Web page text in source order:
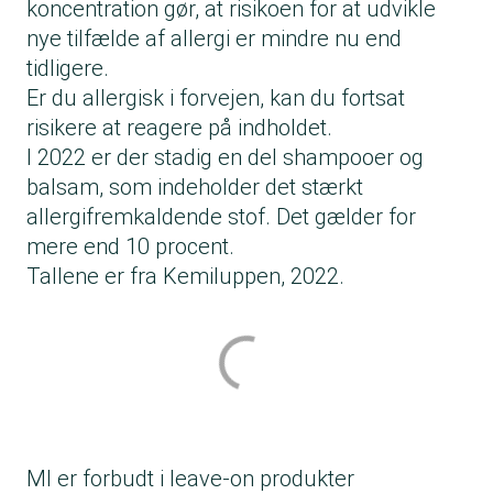
koncentration gør, at risikoen for at udvikle
nye tilfælde af allergi er mindre nu end
tidligere.
Er du allergisk i forvejen, kan du fortsat
risikere at reagere på indholdet.
I 2022 er der stadig en del shampooer og
balsam, som indeholder det stærkt
allergifremkaldende stof. Det gælder for
mere end 10 procent.
Tallene er fra Kemiluppen, 2022.
MI er forbudt i leave-on produkter